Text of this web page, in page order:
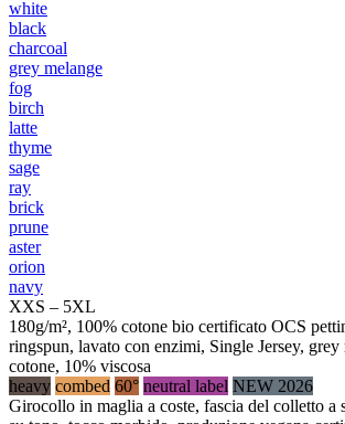
white
black
charcoal
grey melange
fog
birch
latte
thyme
sage
ray
brick
prune
aster
orion
navy
XXS – 5XL
180g/m², 100% cotone bio certificato OCS
ringspun, lavato con enzimi, Single Jersey, grey
cotone, 10% viscosa
heavy combed 60° neutral label NEW 2026
Girocollo in maglia a coste, fascia del colletto a